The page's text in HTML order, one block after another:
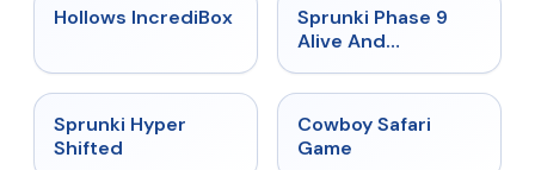
★ 4.3
Hollows IncrediBox ★
Sprunki Phase 9
Alive And
Sprunki Hyper
Shifted
Cowboy Safari
Game